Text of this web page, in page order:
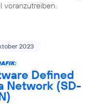
voranzutreiben.
2023
Defined
Network (SD-